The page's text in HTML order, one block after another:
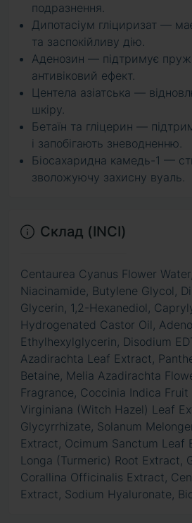
подразнення.
Дипотасіум гліциризат —
та заспокійливу дію.
Аденозин — підтримує
антивіковий ефект.
Центела азіатська —
шкіру.
Бетаїн та гліцерин —
і запобігають зневодненню.
Біосахаридна камедь-1 —
зволожуючу захисну вуаль.
Склад (INCI)
Centaurea Cyanus Flower
Niacinamide, Butylene Glycol,
Glycerin, 1,2-Hexanediol,
Hydrogenated Castor Oil,
Ethylhexylglycerin, Disodium
Azadirachta Leaf Extract,
Betaine, Melia Azadirachta
Fragrance, Coccinia Indica
Virginiana (Witch Hazel) Leaf
Glycyrrhizate, Solanum
Extract, Ocimum Sanctum Leaf
Longa (Turmeric) Root Extract,
Corallina Officinalis Extract,
Extract, Sodium Hyaluronate,